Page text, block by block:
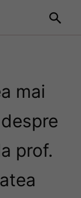
mai
prof.